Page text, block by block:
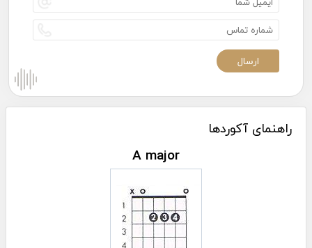
راهنمای آکوردها
A major